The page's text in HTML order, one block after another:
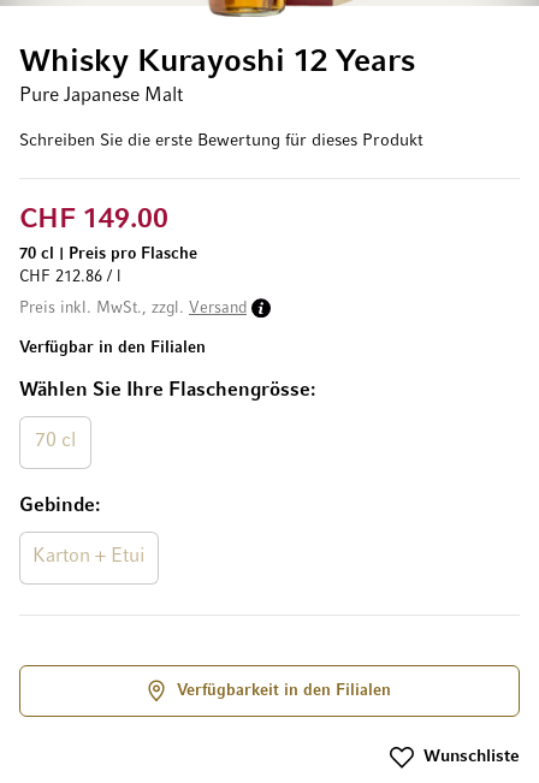
Schreiben Sie die erste Bewertung für dieses Produkt
Whisky Kurayoshi 12 Years
Pure Japanese Malt
Wählen Sie Ihre Flaschengrösse
70 cl
Gebinde
Karton + Etui
CHF 149.00
70 cl
Preis pro Flasche
CHF 212.86 / l
Preis inkl. MwSt., zzgl. Versand
Verfügbar in den Filialen
Verfügbarkeit in den Filialen
Wunschliste